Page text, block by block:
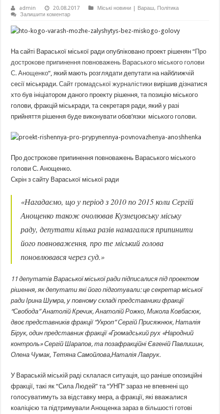
admin 20.08.2017 Міські новини | Вараш, Політика
Залишити коментар
На сайті Вараської міської ради опубліковано проект рішенян “Про
дострокове припинення повноважень Вараського міського голови
С. Анощенко“, який мають розглядати депутати на найближчій
сесії міськради.Сайт громадської журналістики вирішив дізнатися
хто був ініціатором даного проекту рішення, та позицію міського
голови, фракцій міськради, та секретаря ради, який у разі
прийняття рішення буде виконувати обов’язки міського голови.
Про дострокове припинення повноважень Вараського міського
голови С. Анощенко.
Скрін з сайту Вараської міської ради
Нагадаємо, що у період з 2010 по 2015 коли Сергій
Анощенко також очолював Кузнецовську міську
раду, депутати кілька разів намагалися припинити
його повноваження, про те міський голова
поновлювався через суд.
11 депутатів Вараської міської ради підписалися під проектом
рішення, як депутати які його підготували: це секретар міської
ради Ірина Шумра, у повному складі представники фракції
“Свобода” Анатолій Кречик, Анатолій Рожко, Микола Ковбасюк,
двоє представників фракції “Укроп” Сергій Присяжнюк, Наталія
Бірук, один представник фракції «Громадський рух «Народний
контроль» Сергій Шарапов, та позафракційні Євгеній Павлишин,
Олена Чумак, Тетяна Самойлова,Наталія Лаврук.
У Вараській міській раді склалася ситуація, що раніше опозиційні
фракції, такі як “Сила Людей” та “УНП” зараз не впевнені що
голосуватимуть за відставку мера, а фракції, які вважалися
коаліцією та підтримували Анощенка зараз в більшості готові